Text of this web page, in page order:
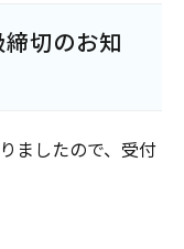
切のお知
ましたので、受付